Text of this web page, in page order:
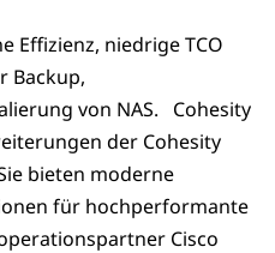
Effizienz, niedrige TCO
Backup,
von NAS. Cohesity
der Cohesity
bieten moderne
für hochperformante
Cisco